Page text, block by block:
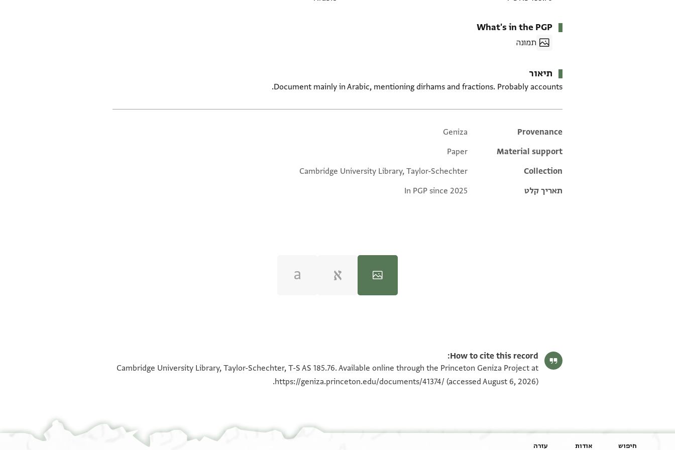
What's in the PGP
תמונה
תיאור
Document mainly in Arabic, mentioning dirhams and fractions. Probably accounts.
Additional metadata
Provenance
Geniza
Material support
Paper
Collection
Cambridge University Library, Taylor-Schechter
תאריך קלט
In PGP since 2025
100%
100%
How to cite this record:
Cambridge University Library, Taylor-Schechter, T-S AS 185.76. Available online through the Princeton Geniza Project at
https://geniza.princeton.edu/documents/41374/ (accessed August 6, 2026).
חיפוש אודות עזרה